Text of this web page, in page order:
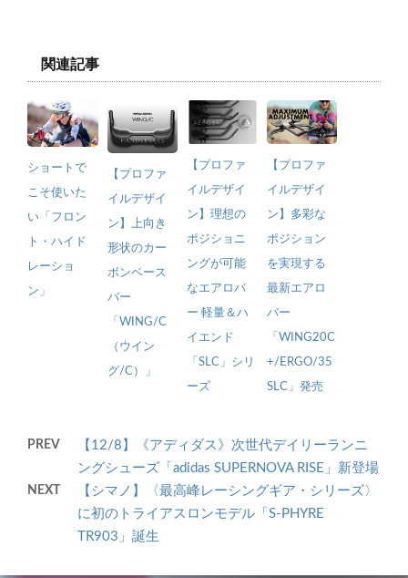
関連記事
ショートで
こそ使いた
い「フロン
ト・ハイド
レーショ
ン」
【プロファ
イルデザイ
ン】上向き
形状のカー
ボンベース
バー
「WING/C
（ウイン
グ/C）」
【プロファ
イルデザイ
ン】理想の
ポジショニ
ングが可能
なエアロバ
ー 軽量＆ハ
イエンド
「SLC」シリ
ーズ
【プロファ
イルデザイ
ン】多彩な
ポジション
を実現する
最新エアロ
バー
「WING20C
+/ERGO/35
SLC」発売
PREV
【12/8】《アディダス》次世代デイリーランニ
ングシューズ「adidas SUPERNOVA RISE」新登場
NEXT
【シマノ】〈最高峰レーシングギア・シリーズ〉
に初のトライアスロンモデル「S-PHYRE
TR903」誕生